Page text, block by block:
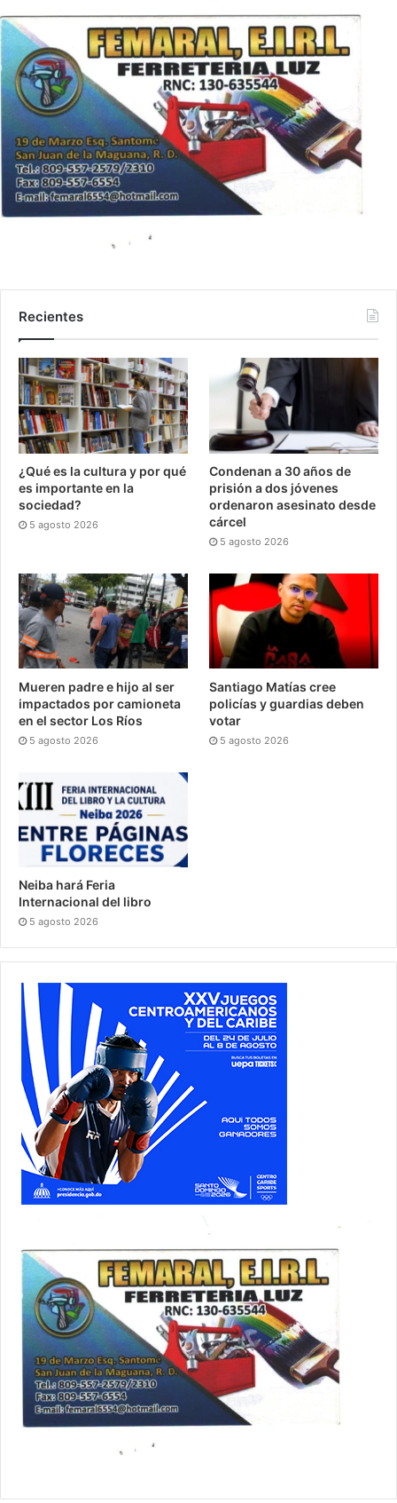
Recientes
¿Qué es la cultura y por qué
es importante en la
sociedad?
5 agosto 2026
Condenan a 30 años de
prisión a dos jóvenes
ordenaron asesinato desde
cárcel
5 agosto 2026
Mueren padre e hijo al ser
impactados por camioneta
en el sector Los Ríos
5 agosto 2026
Santiago Matías cree
policías y guardias deben
votar
5 agosto 2026
Neiba hará Feria
Internacional del libro
5 agosto 2026